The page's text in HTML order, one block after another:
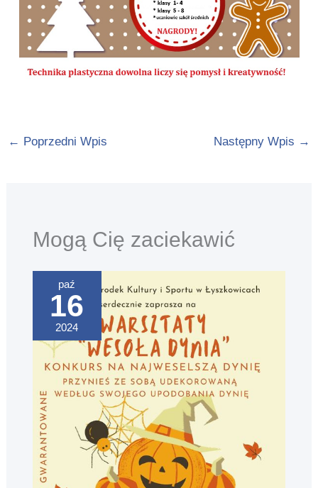
← Poprzedni Wpis Następny Wpis →
Mogą Cię zaciekawić
paź
16
2024